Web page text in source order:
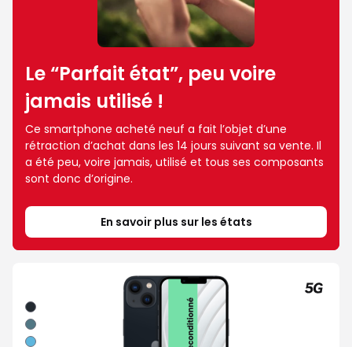
Le “Parfait état”, peu voire
jamais utilisé !
Ce smartphone acheté neuf a fait l’objet d’une
rétraction d’achat dans les 14 jours suivant sa vente. Il
a été peu, voire jamais, utilisé et tous ses composants
sont donc d’origine.
En savoir plus sur les états
Minuit
Vert
Bleu